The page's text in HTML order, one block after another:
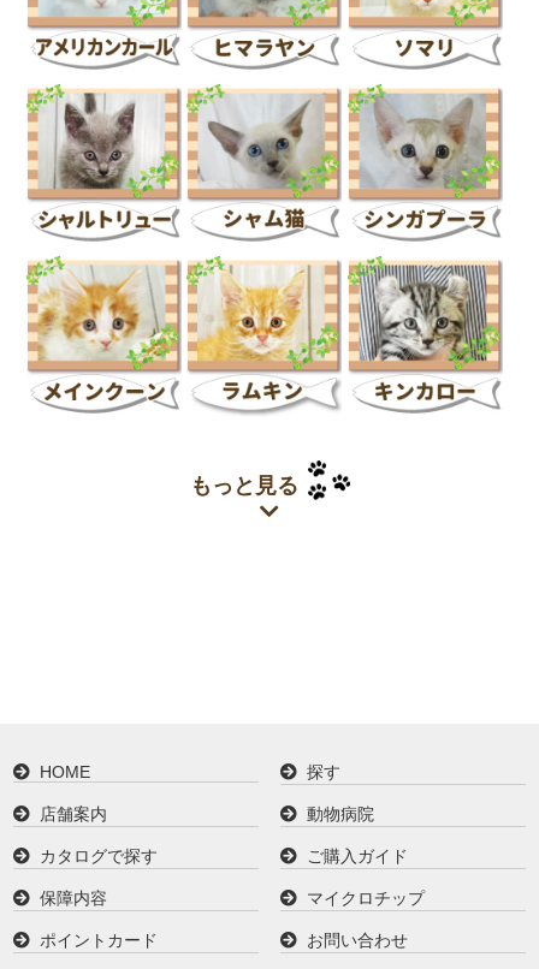
もっと見る
HOME 探す
店舗案内 動物病院
カタログで探す ご購入ガイド
保障内容 マイクロチップ
ポイントカード お問い合わせ